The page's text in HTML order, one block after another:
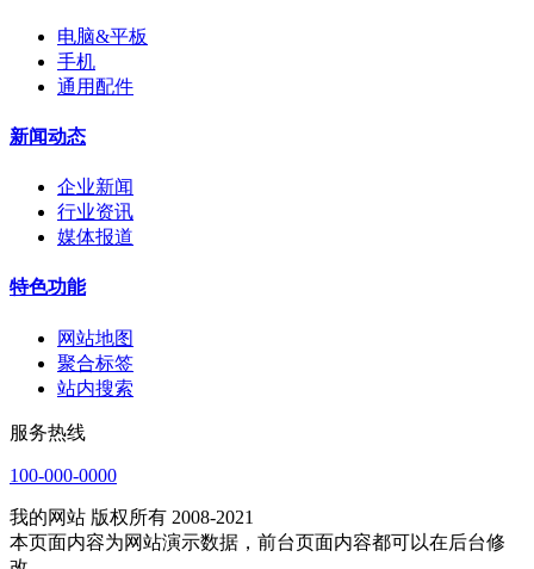
电脑&平板
手机
通用配件
新闻动态
企业新闻
行业资讯
媒体报道
特色功能
网站地图
聚合标签
站内搜索
服务热线
100-000-0000
我的网站 版权所有 2008-2021
本页面内容为网站演示数据，前台页面内容都可以在后台修